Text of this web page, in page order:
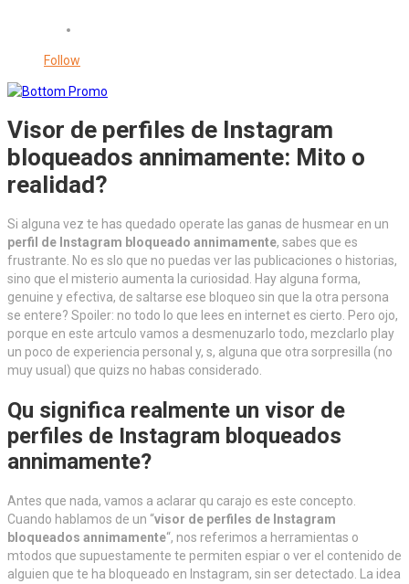
Follow
Visor de perfiles de Instagram
bloqueados annimamente: Mito o
realidad?
Si alguna vez te has quedado operate las ganas de husmear en un
perfil de Instagram bloqueado annimamente, sabes que es
frustrante. No es slo que no puedas ver las publicaciones o historias,
sino que el misterio aumenta la curiosidad. Hay alguna forma,
genuine y efectiva, de saltarse ese bloqueo sin que la otra persona
se entere? Spoiler: no todo lo que lees en internet es cierto. Pero ojo,
porque en este artculo vamos a desmenuzarlo todo, mezclarlo play
un poco de experiencia personal y, s, alguna que otra sorpresilla (no
muy usual) que quizs no habas considerado.
Qu significa realmente un visor de
perfiles de Instagram bloqueados
annimamente?
Antes que nada, vamos a aclarar qu carajo es este concepto.
Cuando hablamos de un “visor de perfiles de Instagram
bloqueados annimamente“, nos referimos a herramientas o
mtodos que supuestamente te permiten espiar o ver el contenido de
alguien que te ha bloqueado en Instagram, sin ser detectado. La idea